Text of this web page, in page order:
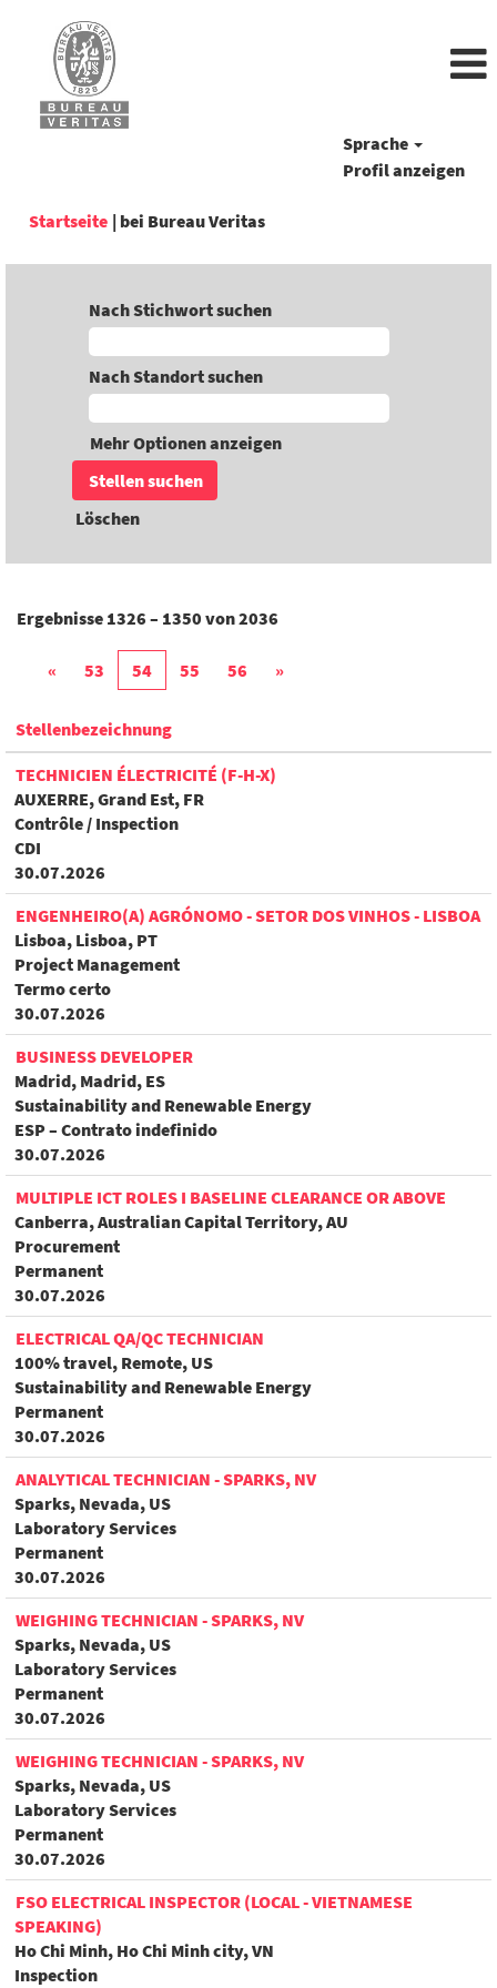
Sprache
Profil anzeigen
Startseite | bei Bureau Veritas(aktuelle
Nach Stichwort suchen
Nach Standort suchen
Mehr Optionen anzeigen
Löschen
Ergebnisse 1326 – 1350 von2036
« 53 54 55 56 »
Stellenbezeichnung
TECHNICIEN ÉLECTRICITÉ (F-H-X)
AUXERRE, Grand Est, FR
Contrôle / Inspection
CDI
30.07.2026
ENGENHEIRO(A) AGRÓNOMO - SETOR DOS VINHOS - LISBOA
Lisboa, Lisboa, PT
Project Management
Termo certo
30.07.2026
BUSINESS DEVELOPER
Madrid, Madrid, ES
Sustainability and Renewable Energy
ESP – Contrato indefinido
30.07.2026
MULTIPLE ICT ROLES I BASELINE CLEARANCE OR ABOVE
Canberra, Australian Capital Territory, AU
Procurement
Permanent
30.07.2026
ELECTRICAL QA/QC TECHNICIAN
100% travel, Remote, US
Sustainability and Renewable Energy
Permanent
30.07.2026
ANALYTICAL TECHNICIAN - SPARKS, NV
Sparks, Nevada, US
Laboratory Services
Permanent
30.07.2026
WEIGHING TECHNICIAN - SPARKS, NV
Sparks, Nevada, US
Laboratory Services
Permanent
30.07.2026
WEIGHING TECHNICIAN - SPARKS, NV
Sparks, Nevada, US
Laboratory Services
Permanent
30.07.2026
FSO ELECTRICAL INSPECTOR (LOCAL - VIETNAMESE
SPEAKING)
Ho Chi Minh, Ho Chi Minh city, VN
Inspection